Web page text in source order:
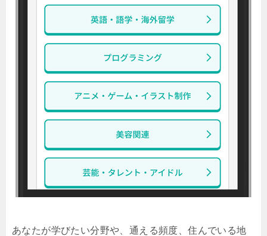
あなたが学びたい分野や、通える頻度、住んでいる地